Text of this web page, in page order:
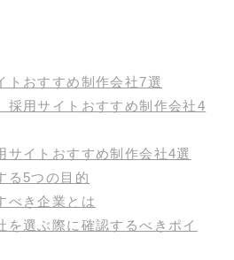
トおすすめ制作会社7選
採用サイトおすすめ制作会社4
サイトおすすめ制作会社4選
る5つの目的
べき企業とは
を選ぶ際に確認するべきポイ